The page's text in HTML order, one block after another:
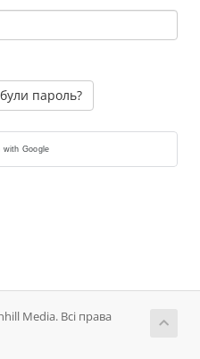
пароль?
with Google
Media. Всі права